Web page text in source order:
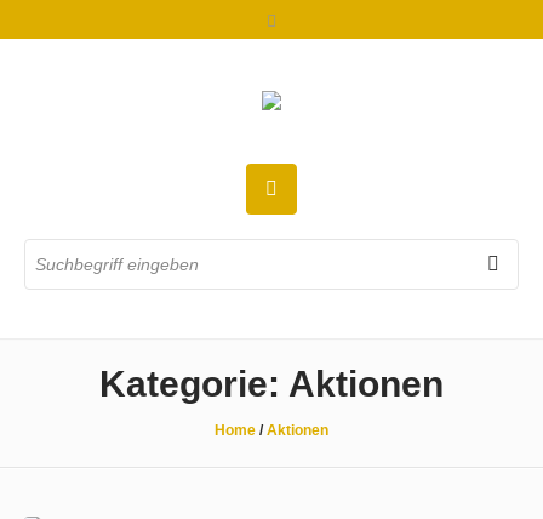
Kategorie: Aktionen
Home /Aktionen